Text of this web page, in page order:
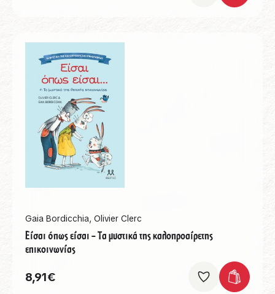
Gaia Bordicchia, Olivier Clerc
Είσαι όπως είσαι – Τα μυστικά της καλοπροαίρετης
επικοινωνίας
8,91€